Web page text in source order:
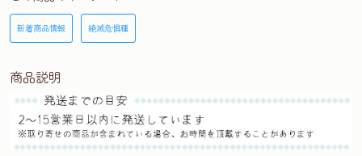
新着商品情報 絶滅危惧種
商品説明